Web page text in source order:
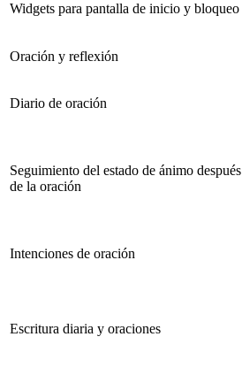
Widgets para pantalla de inicio y bloqueo
Oración y reflexión
Diario de oración
Seguimiento del estado de ánimo después
de la oración
Intenciones de oración
Escritura diaria y oraciones